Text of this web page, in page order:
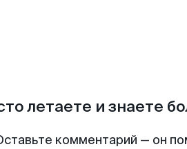
летаете и знаете
комментарий — он